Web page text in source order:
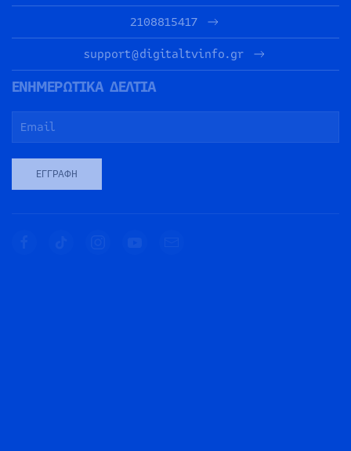
2108815417
support@digitaltvinfo.gr
ΕΝΗΜΕΡΩΤΙΚΑ ΔΕΛΤΙΑ
ΕΓΓΡΑΦΉ